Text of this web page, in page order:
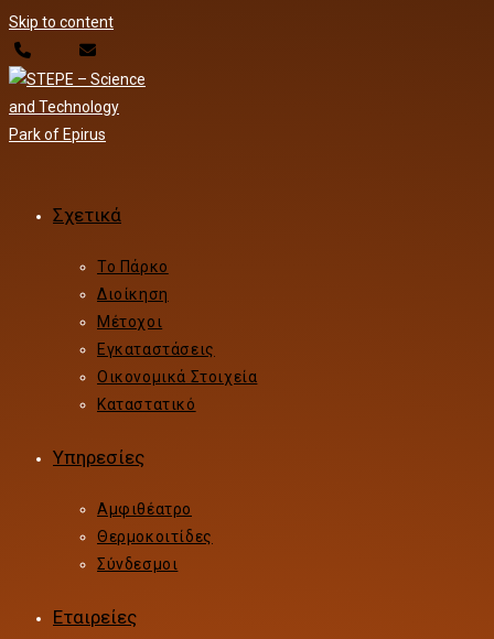
Skip to content
Σχετικά
Το Πάρκο
Διοίκηση
Μέτοχοι
Εγκαταστάσεις
Οικονομικά Στοιχεία
Καταστατικό
Υπηρεσίες
Αμφιθέατρο
Θερμοκοιτίδες
Σύνδεσμοι
Εταιρείες